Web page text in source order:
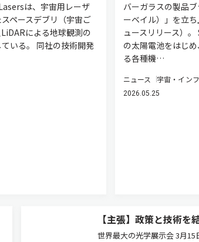
は、宇宙用レーザ
ペースデブリ（宇宙ご
による地球観測の
いる。 同社の技術開発
バーガラスの製品
ーベイル）」を立
ュースリリース）
の太陽電池をはじ
る各種機…
ニュース 宇宙・イン
2026.05.25
【主張】政策と技術を
世界最大の光学展示会 3月